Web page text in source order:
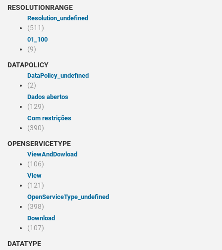
RESOLUTIONRANGE
resolution_undefined
(511)
01_100
(9)
DATAPOLICY
dataPolicy_undefined
(2)
Dados abertos
(129)
Com restrições
(390)
OPENSERVICETYPE
viewAndDowload
(106)
view
(121)
openServiceType_undefined
(398)
Download
(107)
DATATYPE